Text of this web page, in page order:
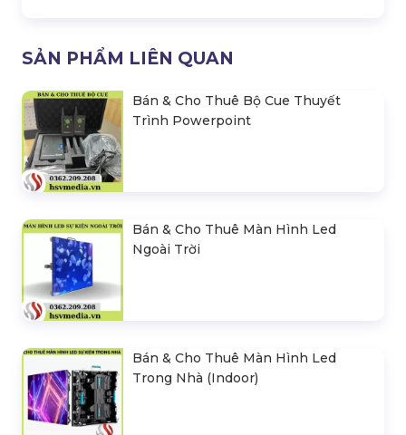
SẢN PHẨM LIÊN QUAN
Bán & Cho Thuê Bộ Cue Thuyết
Trình Powerpoint
Bán & Cho Thuê Màn Hình Led
Ngoài Trời
Bán & Cho Thuê Màn Hình Led
Trong Nhà (Indoor)